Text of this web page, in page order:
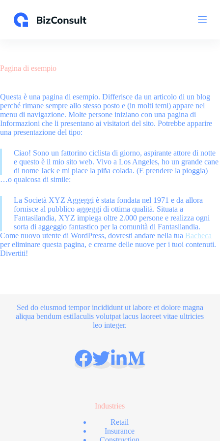
c
t
e
n
u
t
Pagina di esempio
Questa è una pagina di esempio. Differisce da un articolo di un blog
perché rimane sempre allo stesso posto e (in molti temi) appare nel
menu di navigazione. Molte persone iniziano con una pagina di
Informazioni che li presentano ai visitatori del sito. Potrebbe apparire
una presentazione del tipo:
Ciao! Sono un fattorino ciclista di giorno, aspirante attore di notte
e questo è il mio sito web. Vivo a Los Angeles, ho un grande cane
di nome Jack e mi piace la piña colada. (E prendere la pioggia)
…o qualcosa di simile:
La Società XYZ Aggeggi è stata fondata nel 1971 e da allora
fornisce al pubblico aggeggi di ottima qualità. Situata a
Fantasilandia, XYZ impiega oltre 2.000 persone e realizza ogni
sorta di aggeggio fantastico per la comunità di Fantasilandia.
Come nuovo utente di WordPress, dovresti andare nella tua Bacheca
per eliminare questa pagina, e crearne delle nuove per i tuoi contenuti.
Divertiti!
Sed do eiusmod tempor incididunt ut labore et dolore magna
aliqua bendum estiIaculis volutpat lacus laoreet vitae ultricies
leo integer.
Industries
Retail
Insurance